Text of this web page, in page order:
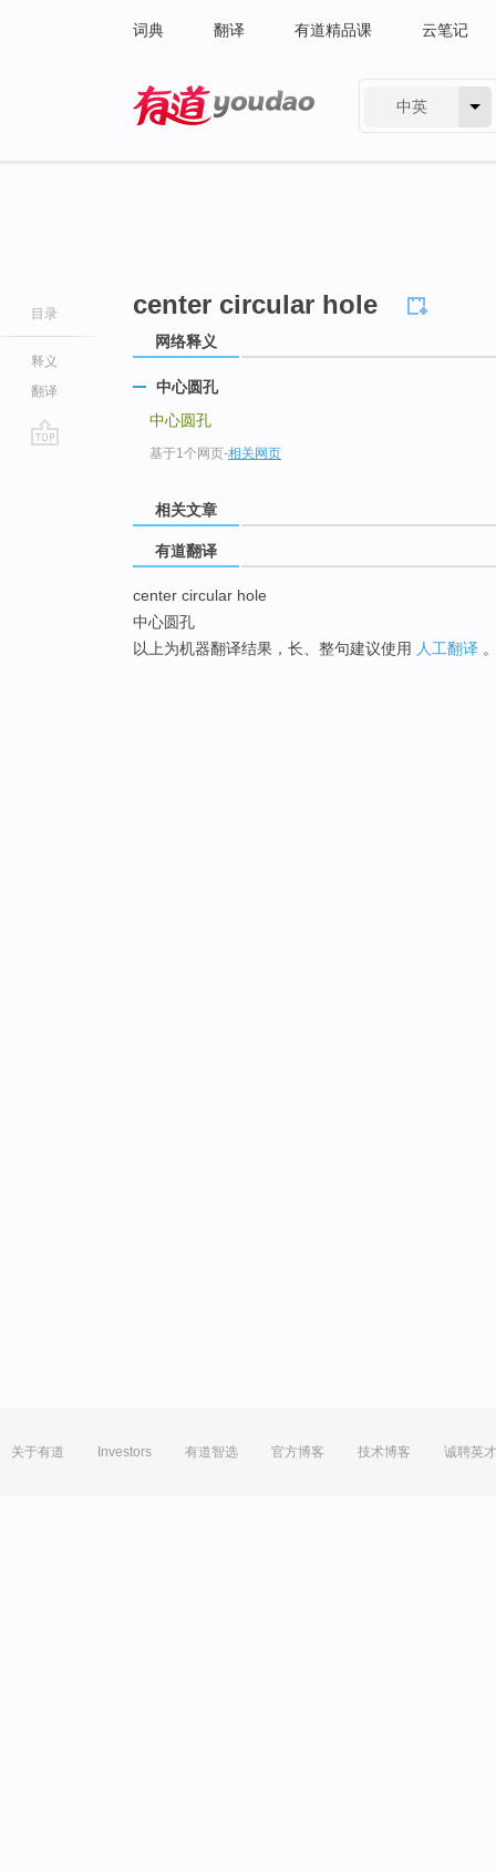
词典 翻译 有道精品课 云笔记
中英
目录
释义
翻译
center circular hole
网络释义
中心圆孔
中心圆孔
基于1个网页-相关网页
相关文章
有道翻译
center circular hole
中心圆孔
以上为机器翻译结果，长、整句建议使用 人工翻译
关于有道 Investors 有道智选 官方博客 技术博客 诚聘英才